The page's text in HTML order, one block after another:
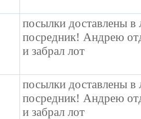
посылки доставлены
посредник! Андрею
и забрал лот
посылки доставлены
посредник! Андрею
и забрал лот